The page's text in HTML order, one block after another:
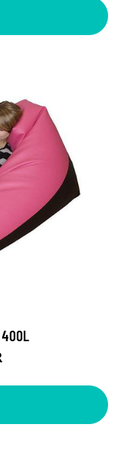
400L